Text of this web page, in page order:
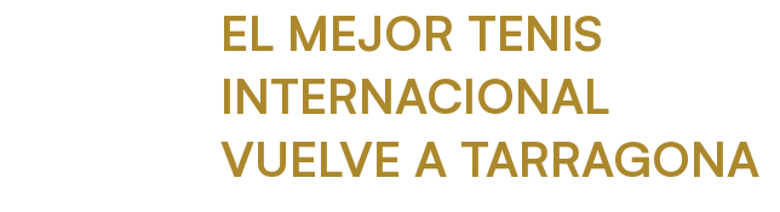
EL MEJOR TENIS
INTERNACIONAL
VUELVE A TARRAGONA